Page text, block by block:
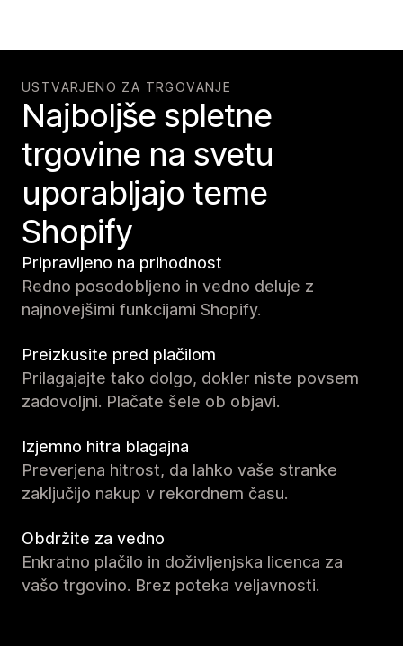
USTVARJENO ZA TRGOVANJE
Najboljše spletne
trgovine na svetu
uporabljajo teme
Shopify
Pripravljeno na prihodnost
Redno posodobljeno in vedno deluje z
najnovejšimi funkcijami Shopify.
Preizkusite pred plačilom
Prilagajajte tako dolgo, dokler niste povsem
zadovoljni. Plačate šele ob objavi.
Izjemno hitra blagajna
Preverjena hitrost, da lahko vaše stranke
zaključijo nakup v rekordnem času.
Obdržite za vedno
Enkratno plačilo in doživljenjska licenca za
vašo trgovino. Brez poteka veljavnosti.